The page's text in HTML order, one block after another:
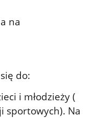
na
do:
i młodzieży (
sportowych). Na